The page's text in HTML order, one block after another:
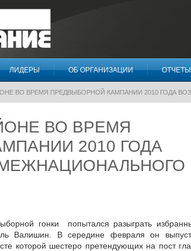
ЛИДЕРЫ ОБ ОРГАНИЗАЦИИ ОТЧЕТЫ
ВО ВРЕМЯ ПРЕДВЫБОРНОЙ КАМПАНИИ 2010 ГОДА
ВО ВРЕМЯ
2010 ГОДА
гонки попытался разыграть
Валишин. В середине февраля он
которой шестеро претендующих на пост